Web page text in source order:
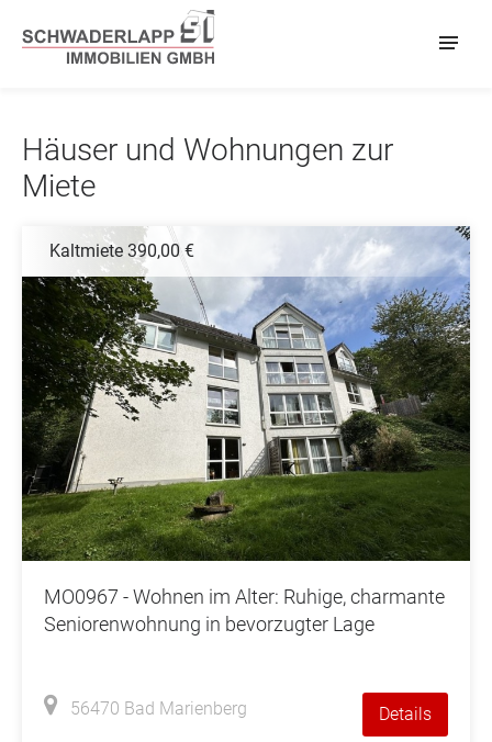
Häuser und Wohnungen zur
Miete
MO0967 - Wohnen im Alter: Ruhige, charmante
Seniorenwohnung in bevorzugter Lage
Kaltmiete 390,00 €
56470 Bad Marienberg Details